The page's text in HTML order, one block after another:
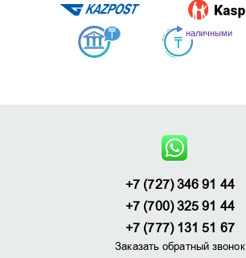
+7 (727) 346 91 44
+7 (700) 325 91 44
+7 (777) 131 51 67
Заказать обратный звонок